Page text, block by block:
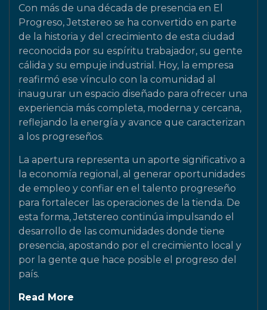
Con más de una década de presencia en El
Progreso, Jetstereo se ha convertido en parte
de la historia y del crecimiento de esta ciudad
reconocida por su espíritu trabajador, su gente
cálida y su empuje industrial. Hoy, la empresa
reafirmó ese vínculo con la comunidad al
inaugurar un espacio diseñado para ofrecer una
experiencia más completa, moderna y cercana,
reflejando la energía y avance que caracterizan
a los progreseños.
La apertura representa un aporte significativo a
la economía regional, al generar oportunidades
de empleo y confiar en el talento progreseño
para fortalecer las operaciones de la tienda. De
esta forma, Jetstereo continúa impulsando el
desarrollo de las comunidades donde tiene
presencia, apostando por el crecimiento local y
por la gente que hace posible el progreso del
país.
Read More